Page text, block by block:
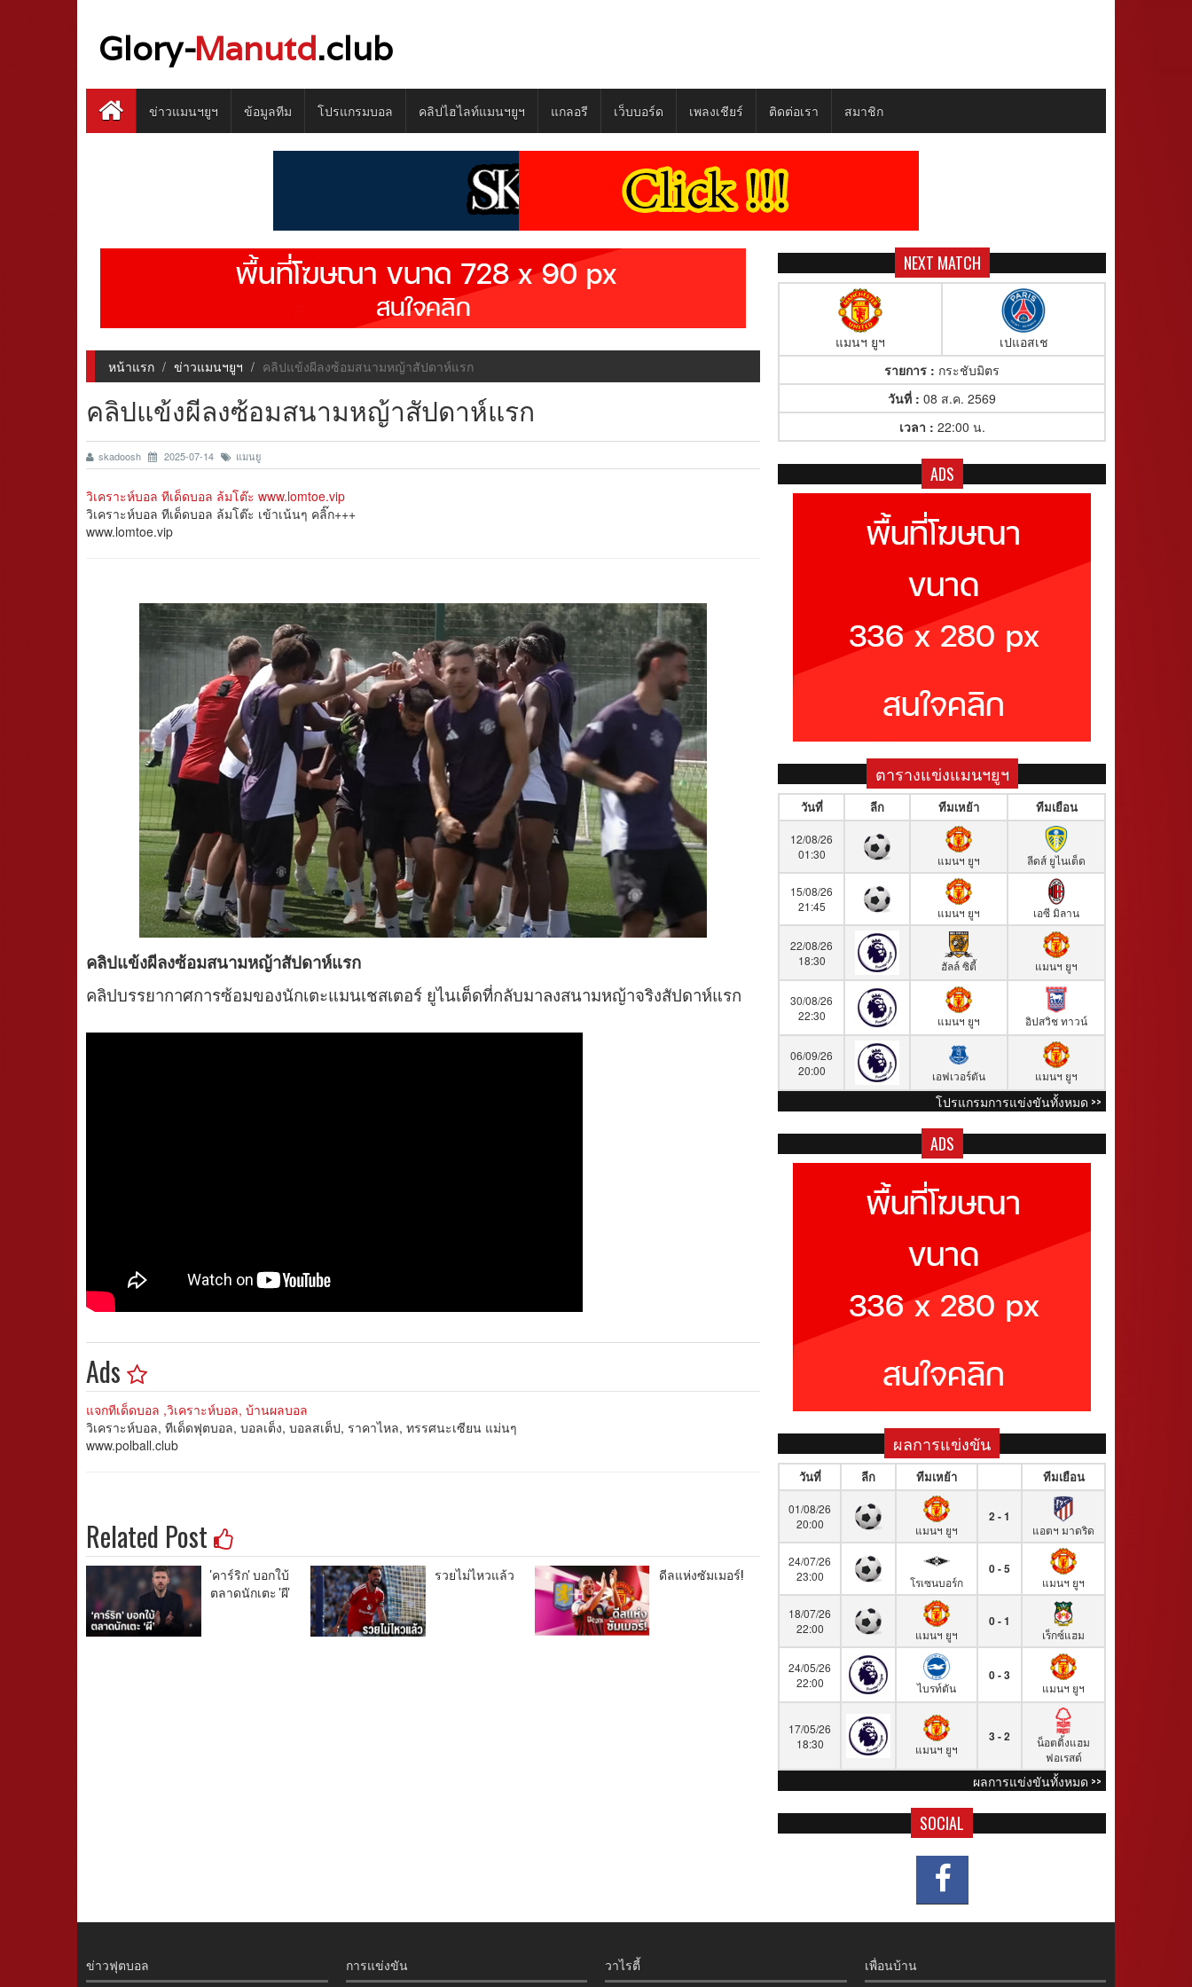
Glory-Manutd.club
ข่าวแมนฯยูฯ ข้อมูลทีม โปรแกรมบอล คลิปไฮไลท์แมนฯยูฯ แกลอรี เว็บบอร์ด เพลงเชียร์ ติดต่อเรา สมาชิก
หน้าแรก ข่าวแมนฯยูฯ คลิปแข้งผีลงซ้อมสนามหญ้าสัปดาห์แรก
คลิปแข้งผีลงซ้อมสนามหญ้าสัปดาห์แรก
skadoosh 2025-07-14 แมนยู
วิเคราะห์บอล ทีเด็ดบอล ล้มโต๊ะ www.lomtoe.vip
วิเคราะห์บอล ทีเด็ดบอล ล้มโต๊ะ เข้าเน้นๆ คลิ๊ก+++
www.lomtoe.vip
คลิปแข้งผีลงซ้อมสนามหญ้าสัปดาห์แรก
คลิปบรรยากาศการซ้อมของนักเตะแมนเชสเตอร์ ยูไนเต็ดที่กลับมาลงสนามหญ้าจริงสัปดาห์แรก
Ads
แจกทีเด็ดบอล ,วิเคราะห์บอล, บ้านผลบอล
วิเคราะห์บอล, ทีเด็ดฟุตบอล, บอลเต็ง, บอลสเต็ป, ราคาไหล, ทรรศนะเซียน แม่นๆ
www.polball.club
Related Post
'คาร์ริก' บอกใบ้
ตลาดนักเตะ 'ผี'
รวยไม่ไหวแล้ว ดีลแห่งซัมเมอร์!
NEXT MATCH
แมนฯ ยูฯ
เปแอสเช
รายการ : กระชับมิตร
วันที่ : 08 ส.ค. 2569
เวลา : 22:00 น.
ADS
ตารางแข่งแมนฯยูฯ
วันที่ ลีก ทีมเหย้า ทีมเยือน
12/08/26
01:30
แมนฯ ยูฯ ลีดส์ ยูไนเต็ด
15/08/26
21:45
แมนฯ ยูฯ เอซี มิลาน
22/08/26
18:30
ฮัลล์ ซิตี้ แมนฯ ยูฯ
30/08/26
22:30
แมนฯ ยูฯ อิปสวิช ทาวน์
06/09/26
20:00
เอฟเวอร์ตัน แมนฯ ยูฯ
โปรแกรมการแข่งขันทั้งหมด >>
ADS
ผลการแข่งขัน
วันที่ ลีก ทีมเหย้า ทีมเยือน
01/08/26
20:00
แมนฯ ยูฯ
2 - 1
แอตฯ มาดริด
24/07/26
23:00
โรเซนบอร์ก
0 - 5
แมนฯ ยูฯ
18/07/26
22:00
แมนฯ ยูฯ
0 - 1
เร็กซ์แฮม
24/05/26
22:00
ไบรท์ตัน
0 - 3
แมนฯ ยูฯ
17/05/26
18:30
แมนฯ ยูฯ
3 - 2
น็อตติ้งแฮม
ฟอเรสต์
ผลการแข่งขันทั้งหมด >>
SOCIAL
ข่าวฟุตบอล การแข่งขัน วาไรตี้ เพื่อนบ้าน